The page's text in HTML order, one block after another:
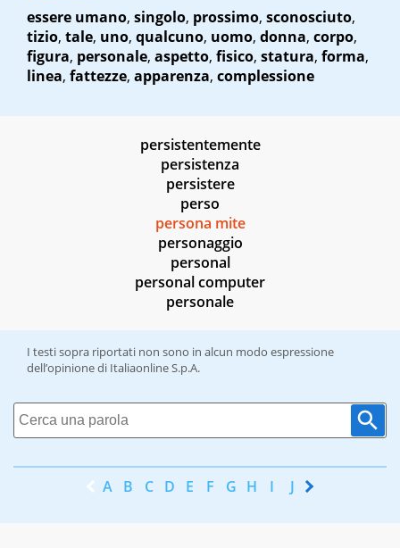
essere umano, singolo, prossimo, sconosciuto,
tizio, tale, uno, qualcuno, uomo, donna, corpo,
figura, personale, aspetto, fisico, statura, forma,
linea, fattezze, apparenza, complessione
persistentemente
persistenza
persistere
perso
persona mite
personaggio
personal
personal computer
personale
I testi sopra riportati non sono in alcun modo espressione
dell’opinione di Italiaonline S.p.A.
A B C D E F G H I J K